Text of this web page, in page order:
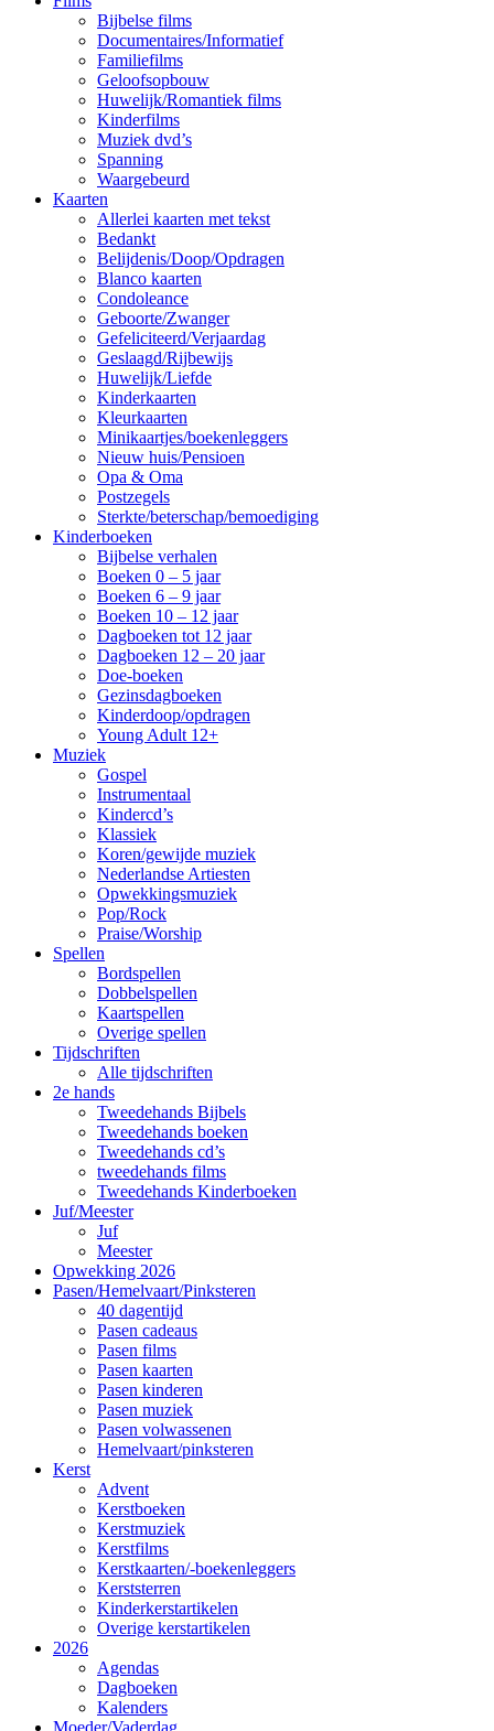
Bijbelse films
Documentaires/Informatief
Familiefilms
Geloofsopbouw
Huwelijk/Romantiek films
Kinderfilms
Muziek dvd’s
Spanning
Waargebeurd
Kaarten
Allerlei kaarten met tekst
Bedankt
Belijdenis/Doop/Opdragen
Blanco kaarten
Condoleance
Geboorte/Zwanger
Gefeliciteerd/Verjaardag
Geslaagd/Rijbewijs
Huwelijk/Liefde
Kinderkaarten
Kleurkaarten
Minikaartjes/boekenleggers
Nieuw huis/Pensioen
Opa & Oma
Postzegels
Sterkte/beterschap/bemoediging
Kinderboeken
Bijbelse verhalen
Boeken 0 – 5 jaar
Boeken 6 – 9 jaar
Boeken 10 – 12 jaar
Dagboeken tot 12 jaar
Dagboeken 12 – 20 jaar
Doe-boeken
Gezinsdagboeken
Kinderdoop/opdragen
Young Adult 12+
Muziek
Gospel
Instrumentaal
Kindercd’s
Klassiek
Koren/gewijde muziek
Nederlandse Artiesten
Opwekkingsmuziek
Pop/Rock
Praise/Worship
Spellen
Bordspellen
Dobbelspellen
Kaartspellen
Overige spellen
Tijdschriften
Alle tijdschriften
2e hands
Tweedehands Bijbels
Tweedehands boeken
Tweedehands cd’s
tweedehands films
Tweedehands Kinderboeken
Juf/Meester
Juf
Meester
Opwekking 2026
Pasen/Hemelvaart/Pinksteren
40 dagentijd
Pasen cadeaus
Pasen films
Pasen kaarten
Pasen kinderen
Pasen muziek
Pasen volwassenen
Hemelvaart/pinksteren
Kerst
Advent
Kerstboeken
Kerstmuziek
Kerstfilms
Kerstkaarten/-boekenleggers
Kerststerren
Kinderkerstartikelen
Overige kerstartikelen
2026
Agendas
Dagboeken
Kalenders
Moeder/Vaderdag